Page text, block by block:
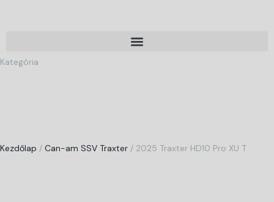
Kategória
Kezdőlap / Can-am SSV Traxter / 2025 Traxter HD10 Pro XU T